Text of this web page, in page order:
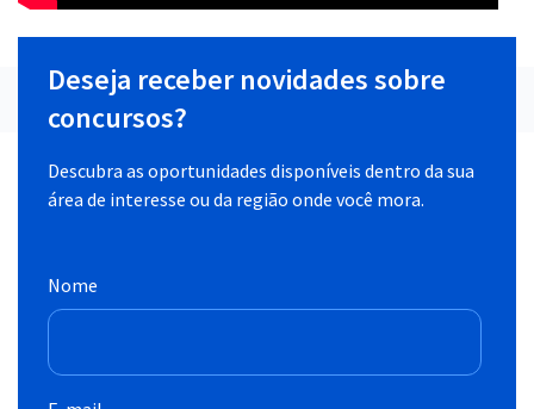
Deseja receber novidades sobre
concursos?
Descubra as oportunidades disponíveis dentro da sua
área de interesse ou da região onde você mora.
Nome